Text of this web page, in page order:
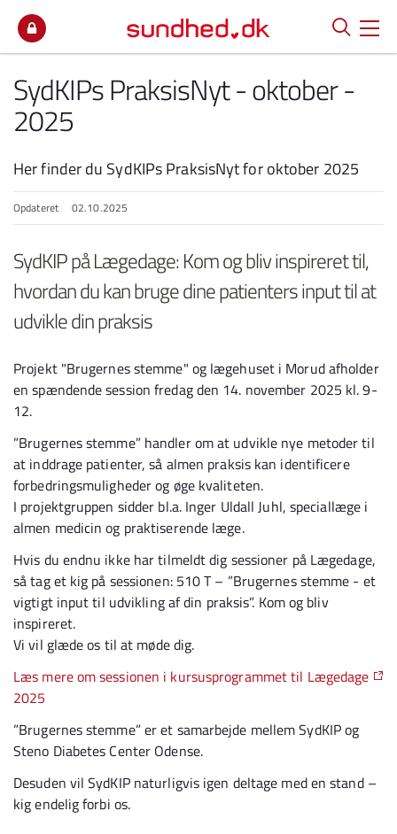
SydKIPs PraksisNyt - oktober -
2025
Her finder du SydKIPs PraksisNyt for oktober 2025
Opdateret 02.10.2025
SydKIP på Lægedage: Kom og bliv inspireret til,
hvordan du kan bruge dine patienters input til at
udvikle din praksis
Projekt "Brugernes stemme" og lægehuset i Morud afholder
en spændende session fredag den 14. november 2025 kl. 9-
12.
”Brugernes stemme” handler om at udvikle nye metoder til
at inddrage patienter, så almen praksis kan identificere
forbedringsmuligheder og øge kvaliteten.
I projektgruppen sidder bl.a. Inger Uldall Juhl, speciallæge i
almen medicin og praktiserende læge.
Hvis du endnu ikke har tilmeldt dig sessioner på Lægedage,
så tag et kig på sessionen: 510 T – ”Brugernes stemme - et
vigtigt input til udvikling af din praksis”. Kom og bliv
inspireret.
Vi vil glæde os til at møde dig.
Læs mere om sessionen i kursusprogrammet til Lægedage
2025
”Brugernes stemme” er et samarbejde mellem SydKIP og
Steno Diabetes Center Odense.
Desuden vil SydKIP naturligvis igen deltage med en stand –
kig endelig forbi os.